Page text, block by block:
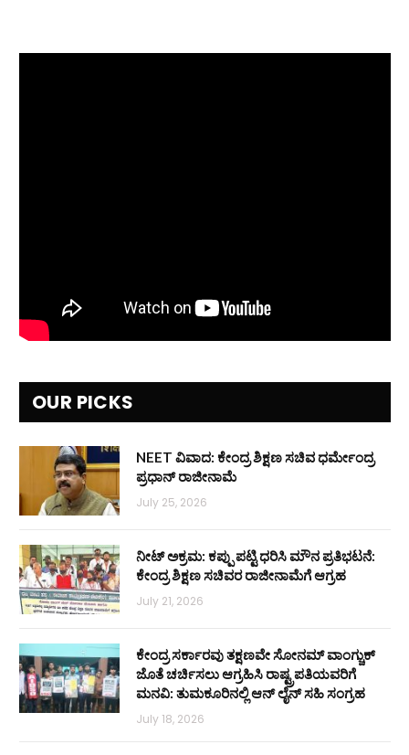
OUR PICKS
NEET ವಿವಾದ: ಕೇಂದ್ರ ಶಿಕ್ಷಣ ಸಚಿವ ಧರ್ಮೇಂದ್ರ
ಪ್ರಧಾನ್ ರಾಜೀನಾಮೆ
July 25, 2026
ನೀಟ್ ಅಕ್ರಮ: ಕಪ್ಪು ಪಟ್ಟಿ ಧರಿಸಿ ಮೌನ ಪ್ರತಿಭಟನೆ:
ಕೇಂದ್ರ ಶಿಕ್ಷಣ ಸಚಿವರ ರಾಜೀನಾಮೆಗೆ ಆಗ್ರಹ
July 21, 2026
ಕೇಂದ್ರ ಸರ್ಕಾರವು ತಕ್ಷಣವೇ ಸೋನಮ್ ವಾಂಗ್ಚುಕ್
ಜೊತೆ ಚರ್ಚಿಸಲು ಆಗ್ರಹಿಸಿ ರಾಷ್ಟ್ರಪತಿಯವರಿಗೆ
ಮನವಿ: ತುಮಕೂರಿನಲ್ಲಿ ಆನ್‌ ಲೈನ್ ಸಹಿ ಸಂಗ್ರಹ
July 18, 2026